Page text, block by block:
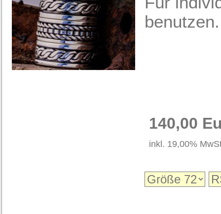
benutzen.
140,00
inkl. 19,00%